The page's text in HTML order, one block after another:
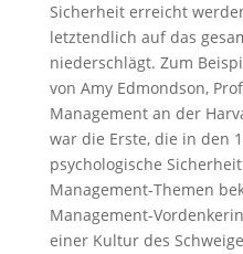
Sicherheit erreicht
letztendlich auf das
niederschlägt. Zum
von Amy Edmondson,
Management an der
war die Erste, die in den
psychologische
Management-Themen
Management-
einer Kultur des